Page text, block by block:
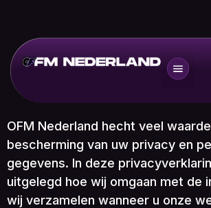
OFM Nederland hecht veel
bescherming van uw privacy en
gegevens. In deze
uitgelegd hoe wij omgaan met de
wij verzamelen wanneer u onze